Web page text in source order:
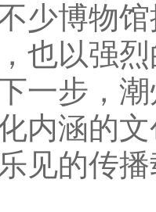
博物馆
也以强
一步，
内涵的
见的传